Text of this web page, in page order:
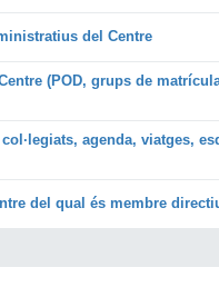
del Centre
(POD, grups de
agenda, viatges,
del qual és membre